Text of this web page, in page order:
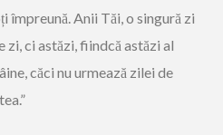
împreună. Anii Tăi, o singură zi
zi, ci astăzi, fiindcă astăzi al
căci nu urmează zilei de